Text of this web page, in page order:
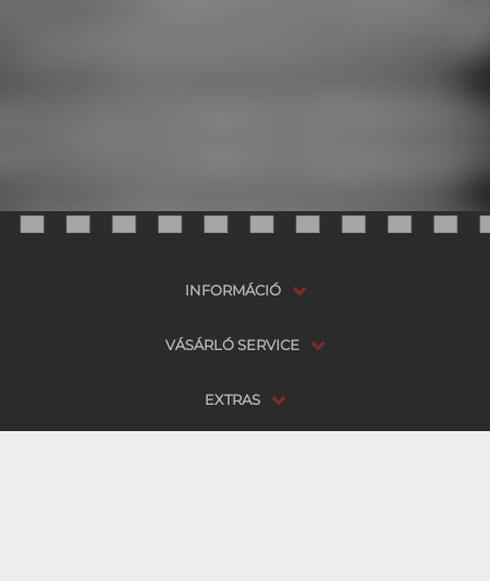
INFORMÁCIÓ
VÁSÁRLÓ SERVICE
EXTRAS